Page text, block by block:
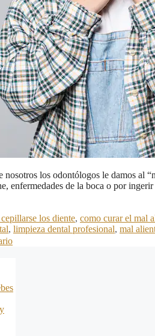
los odontólogos le damos al
enfermedades de la boca o por
los diente, como curar el mal
, limpieza dental profesional, mal